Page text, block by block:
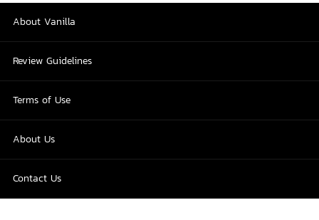
About Vanilla
Review Guidelines
Terms of Use
About Us
Contact Us